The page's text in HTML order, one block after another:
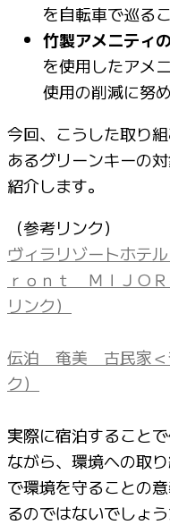
を自転車で巡る
竹製アメニティ
を使用したアメ
使用の削減に努
今回、こうした取り
あるグリーンキーの
紹介します。
（参考リンク）
ヴィラリゾートホ
ｒｏｎｔ ＭＩＪＯ
リンク）
伝泊 奄美 古民家＜
ク）
実際に宿泊すること
ながら、環境への取
で環境を守ることの
るのではないでしょう